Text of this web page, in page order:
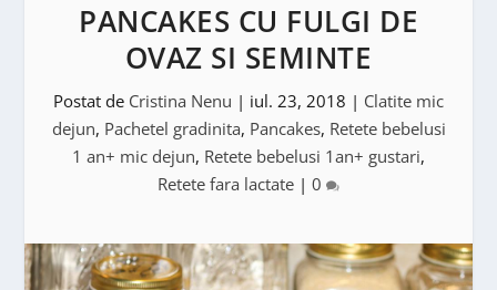
PANCAKES CU FULGI DE
OVAZ SI SEMINTE
Postat de Cristina Nenu | iul. 23, 2018 | Clatite mic
dejun, Pachetel gradinita, Pancakes, Retete bebelusi
1 an+ mic dejun, Retete bebelusi 1an+ gustari,
Retete fara lactate | 0